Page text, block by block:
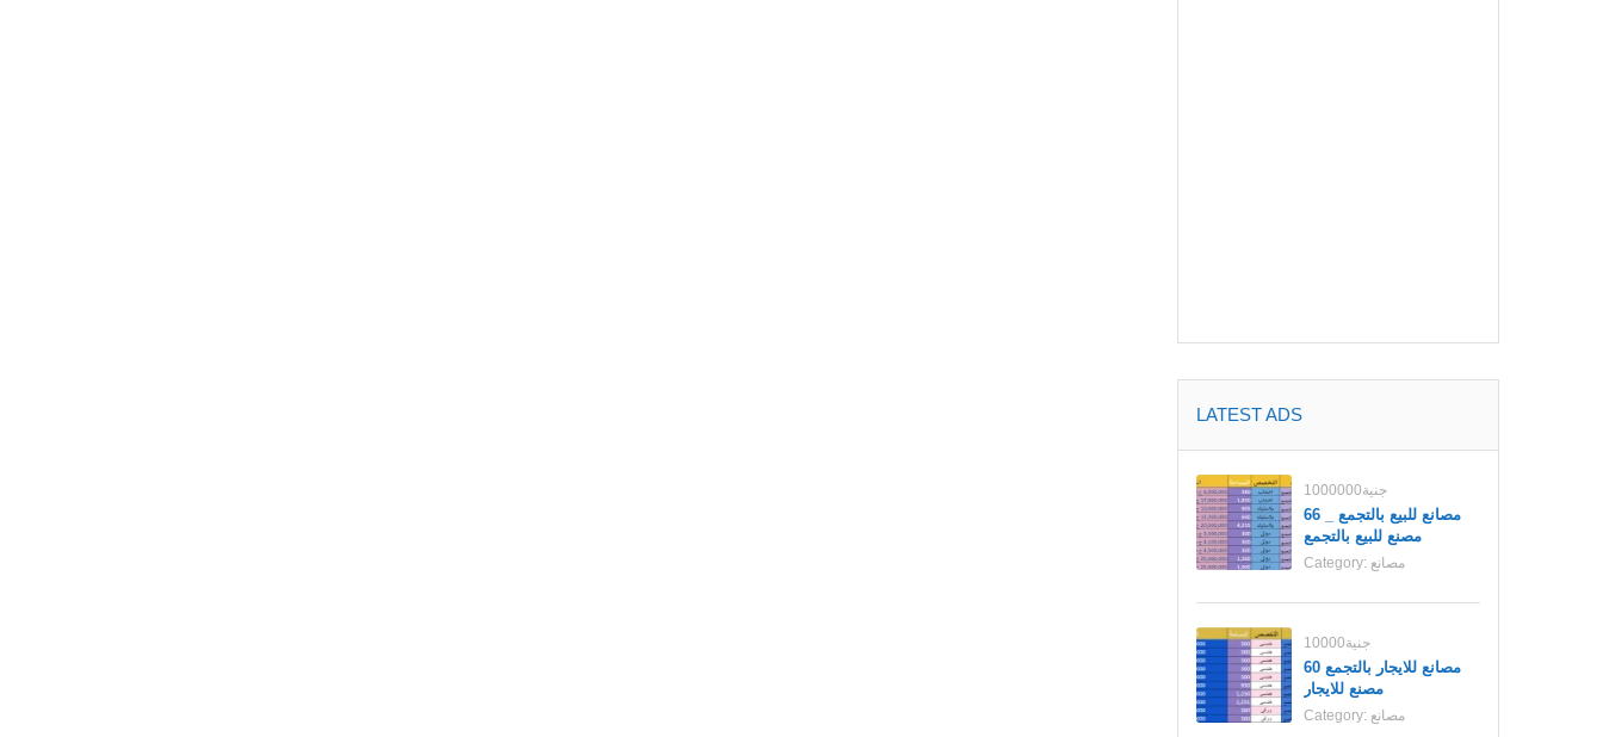
LATEST ADS
1000000جنية
مصانع للبيع بالتجمع _ 66
مصنع للبيع بالتجمع
Category: مصانع
10000جنية
مصانع للايجار بالتجمع 60
مصنع للايجار
Category: مصانع